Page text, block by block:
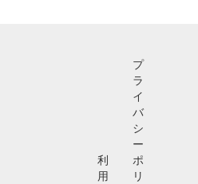
利
用
プ
ラ
イ
バ
シ
ー
ポ
リ